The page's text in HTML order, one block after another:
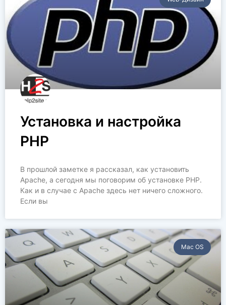
Установка и настройка
PHP
В прошлой заметке я рассказал, как установить
Apache, а сегодня мы поговорим об установке PHP.
Как и в случае с Apache здесь нет ничего сложного.
Если вы
Mac OS